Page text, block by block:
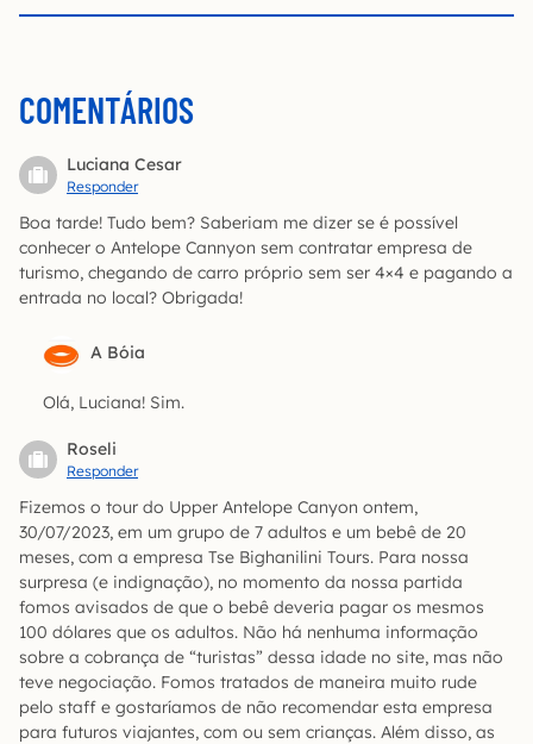
COMENTÁRIOS
Luciana Cesar
Responder
Boa tarde! Tudo bem? Saberiam me dizer se é possível
conhecer o Antelope Cannyon sem contratar empresa de
turismo, chegando de carro próprio sem ser 4×4 e pagando a
entrada no local? Obrigada!
A Bóia
Olá, Luciana! Sim.
Roseli
Responder
Fizemos o tour do Upper Antelope Canyon ontem,
30/07/2023, em um grupo de 7 adultos e um bebê de 20
meses, com a empresa Tse Bighanilini Tours. Para nossa
surpresa (e indignação), no momento da nossa partida
fomos avisados de que o bebê deveria pagar os mesmos
100 dólares que os adultos. Não há nenhuma informação
sobre a cobrança de “turistas” dessa idade no site, mas não
teve negociação. Fomos tratados de maneira muito rude
pelo staff e gostaríamos de não recomendar esta empresa
para futuros viajantes, com ou sem crianças. Além disso, as